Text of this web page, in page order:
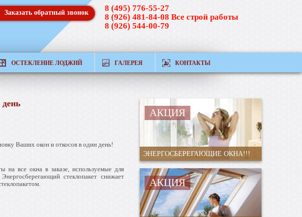
8 (495) 776-55-27
8 (926) 481-84-08 Все строй работы
8 (926) 544-00-79
Заказать обратный звонок
ОСТЕКЛЕНИЕ ЛОДЖИЙ ГАЛЕРЕЯ КОНТАКТЫ
Ваших окон и откосов в один день!
на все окна в заказе, используемые для
стеклопакет снижает
АКЦИЯ
ЭНЕРГОСБЕРЕГАЮЩИЕ ОКНА!!!
АКЦИЯ